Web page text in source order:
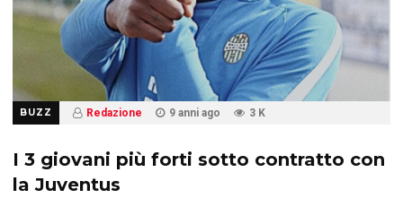
BUZZ Redazione 9 anni ago 3 K
I 3 giovani più forti sotto contratto con
la Juventus